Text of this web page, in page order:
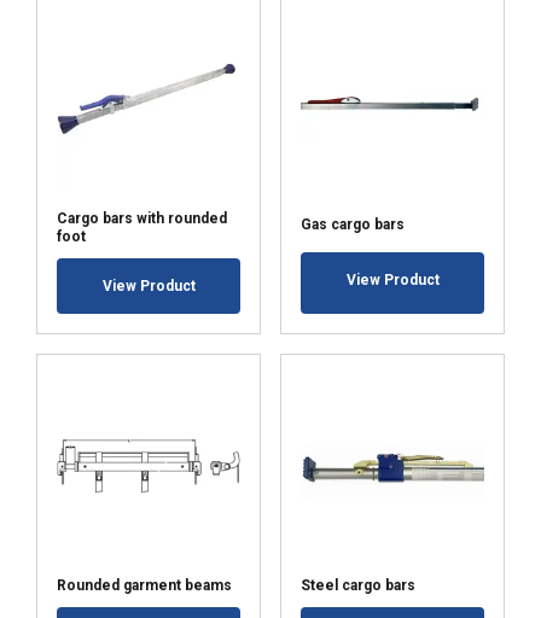
Cargo bars with rounded
foot
View Product
Gas cargo bars
View Product
Rounded garment beams Steel cargo bars
AKCEPTUJ WSZYSTKIE
POKAŻ SZCZEGÓŁY